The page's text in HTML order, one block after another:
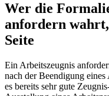
Wer die
anfordern
Seite
Ein Arbeitszeugnis
nach der Beendigung
es bereits sehr gute